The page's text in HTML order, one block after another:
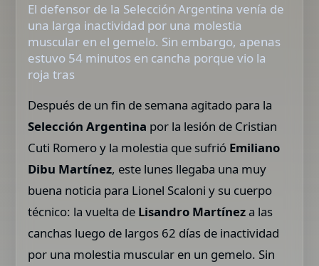
El defensor de la Selección Argentina venía de
una larga inactividad por una molestia
muscular en el gemelo. Sin embargo, apenas
estuvo 54 minutos en cancha porque vio la
roja tras
Después de un fin de semana agitado para la
Selección Argentina por la lesión de Cristian
Cuti Romero y la molestia que sufrió Emiliano
Dibu Martínez, este lunes llegaba una muy
buena noticia para Lionel Scaloni y su cuerpo
técnico: la vuelta de Lisandro Martíneza las
canchas luego de largos 62 días de inactividad
por una molestia muscular en un gemelo. Sin